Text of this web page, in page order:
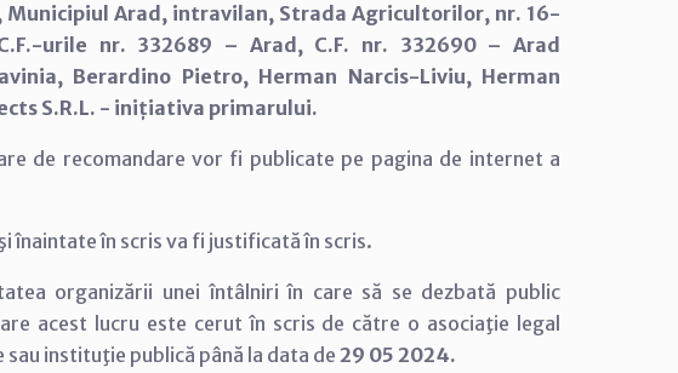
Arad, intravilan, Strada Agricultorilor, nr. 16-
urile nr. 332689 – Arad, C.F. nr. 332690 – Arad
Berardino Pietro, Herman Narcis-Liviu, Herman
S.R.L. - inițiativa primarului.
de recomandare vor fi publicate pe pagina de internet a
înaintate în scris va fi justificată în scris.
organizării unei întâlniri în care să se dezbată public
acest lucru este cerut în scris de către o asociaţie legal
instituţie publică până la data de 29 05 2024.